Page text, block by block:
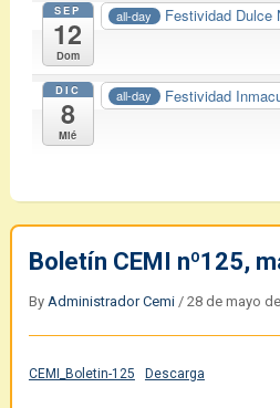
SEP
12
Dom
all-day Festividad Dulce
DIC
8
Mié
all-day Festividad
Boletín CEMI nº125,
By Administrador Cemi/ 28 de mayo
CEMI_Boletin-125 Descarga